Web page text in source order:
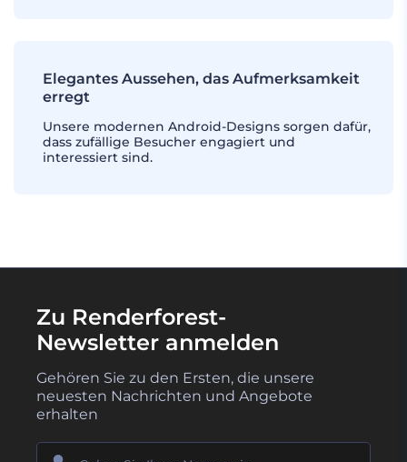
Elegantes Aussehen, das Aufmerksamkeit
erregt
Unsere modernen Android-Designs sorgen dafür,
dass zufällige Besucher engagiert und
interessiert sind.
Zu Renderforest-
Newsletter anmelden
Gehören Sie zu den Ersten, die unsere
neuesten Nachrichten und Angebote
erhalten